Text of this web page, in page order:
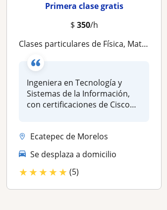
Primera clase gratis
$ 350/h
Clases particulares de Física, Matemáticas y Química
Ingeniera en Tecnología y
Sistemas de la Información,
con certificaciones de Cisco
Ecatepec de Morelos
Se desplaza a domicilio
★★★★★ (5)